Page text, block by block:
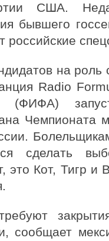
США.
бывшего
российские
на
Radio
(ФИФА)
Чемпионата
сделать
Кот, Тигр и
сообщает